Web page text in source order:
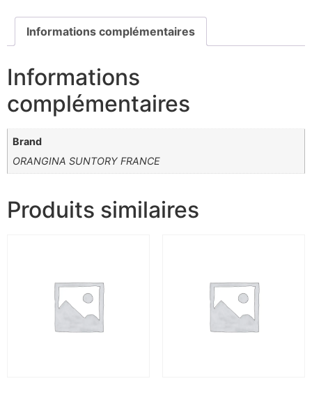
Informations complémentaires
Informations
complémentaires
Brand
ORANGINA SUNTORY FRANCE
Produits similaires